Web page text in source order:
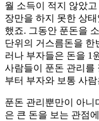
월 소득이 적지 않았
장만을 하지 못한 상
했죠. 그동안 푼돈을
단위의 거스름돈을 한
러나 부자들은 돈을 1
사람들이 푼돈 관리를
부터 부자와 보통 사
푼돈 관리뿐만이 아니
은 큰 돈을 보는 관점